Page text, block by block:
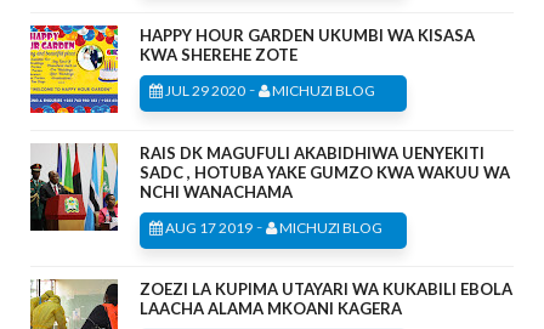
HAPPY HOUR GARDEN UKUMBI WA KISASA
KWA SHEREHE ZOTE
JUL 29 2020 - MICHUZI BLOG
RAIS DK MAGUFULI AKABIDHIWA UENYEKITI
SADC , HOTUBA YAKE GUMZO KWA WAKUU WA
NCHI WANACHAMA
AUG 17 2019 - MICHUZI BLOG
ZOEZI LA KUPIMA UTAYARI WA KUKABILI EBOLA
LAACHA ALAMA MKOANI KAGERA